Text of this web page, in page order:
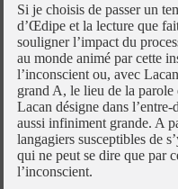
Si je choisis de passer un
d’Œdipe et la lecture que
souligner l’impact du
au monde animé par cette
l’inconscient ou, avec
grand A, le lieu de la
Lacan désigne dans
aussi infiniment grande. A
langagiers susceptibles de
qui ne peut se dire que par
l’inconscient.